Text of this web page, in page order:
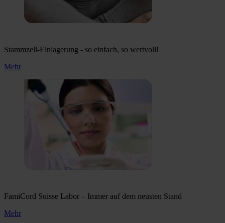
Stammzell-Einlagerung - so einfach, so wertvoll!
Mehr
FamiCord Suisse Labor – Immer auf dem neusten Stand
Mehr